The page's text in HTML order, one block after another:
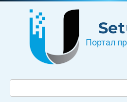
Перейти
Портал